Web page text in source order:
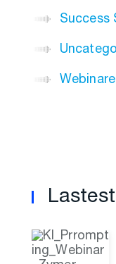
Success
Webinare